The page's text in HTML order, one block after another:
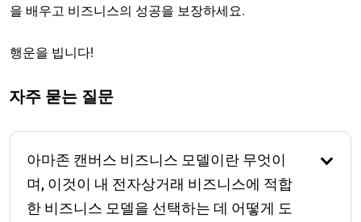
을 배우고 비즈니스의 성공을 보장하세요.
행운을 빕니다!
자주 묻는 질문
아마존 캔버스 비즈니스 모델이란 무엇이
며, 이것이 내 전자상거래 비즈니스에 적합
한 비즈니스 모델을 선택하는 데 어떻게 도